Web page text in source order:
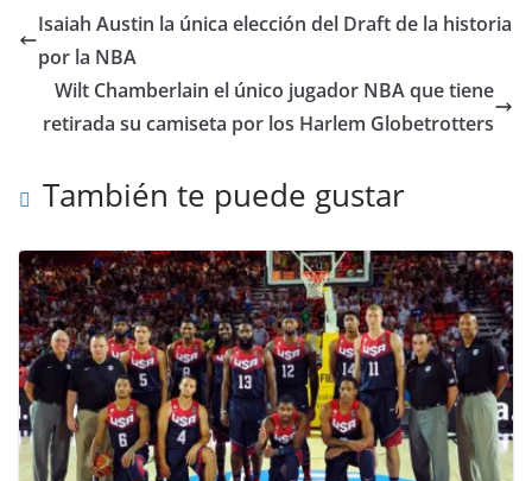
Isaiah Austin la única elección del Draft de la historia
por la NBA
Wilt Chamberlain el único jugador NBA que tiene
retirada su camiseta por los Harlem Globetrotters
También te puede gustar